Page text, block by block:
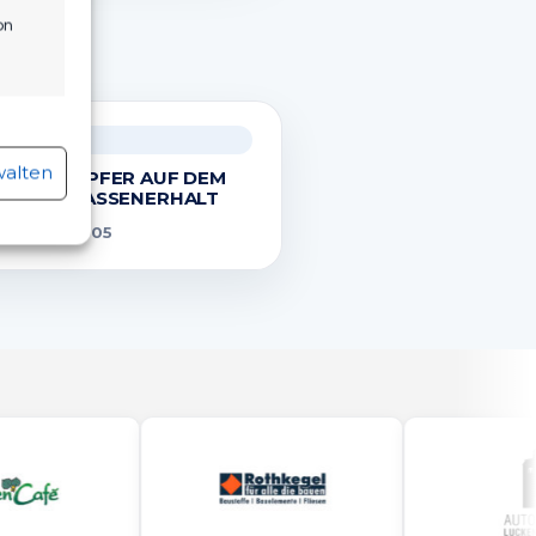
DÄMPFER AUF DEM
ZUM KLASSENERHALT
205